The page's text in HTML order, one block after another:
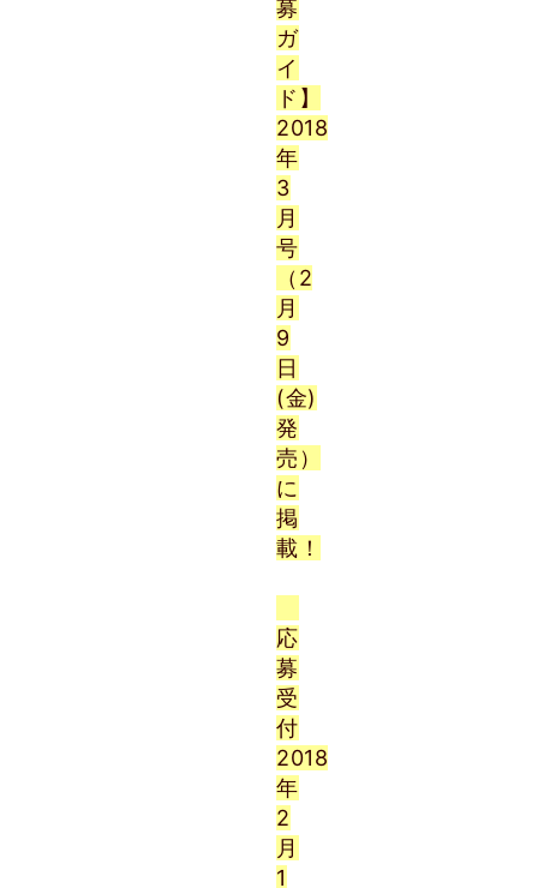
募
ガ
イ
ド】
2018
年
3
月
号
（2
月
9
日
(金)
発
売）
に
掲
載！
応
募
受
付
2018
年
2
月
1